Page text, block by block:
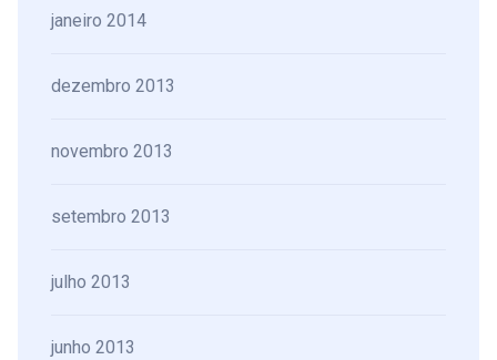
janeiro 2014
dezembro 2013
novembro 2013
setembro 2013
julho 2013
junho 2013